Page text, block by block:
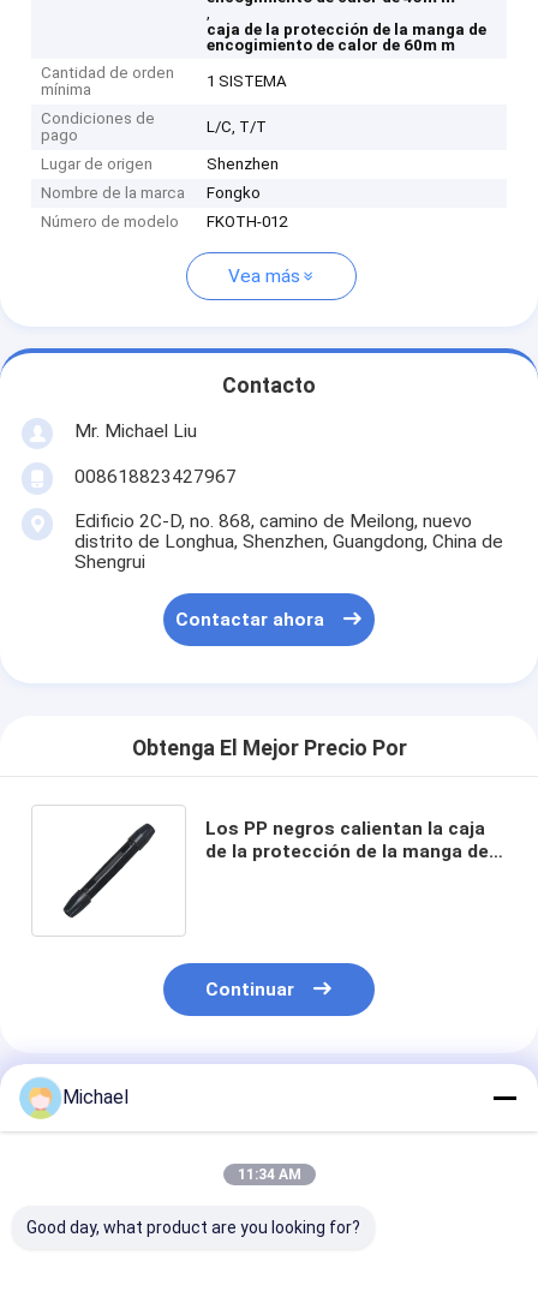
,
caja de la protección de la manga de
encogimiento de calor de 60m m
Cantidad de orden
mínima
1 SISTEMA
Condiciones de
pago
L/C, T/T
Lugar de origen
Shenzhen
Nombre de la marca
Fongko
Número de modelo
FKOTH-012
Vea más
Contacto
Mr. Michael Liu
008618823427967
Edificio 2C-D, no. 868, camino de Meilong, nuevo
distrito de Longhua, Shenzhen, Guangdong, China de
Shengrui
Contactar ahora
Obtenga El Mejor Precio Por
Los PP negros calientan la caja
de la protección de la manga de
Continuar
Productos Recomendados
Michael
11:34 AM
Good day, what product are you looking for?